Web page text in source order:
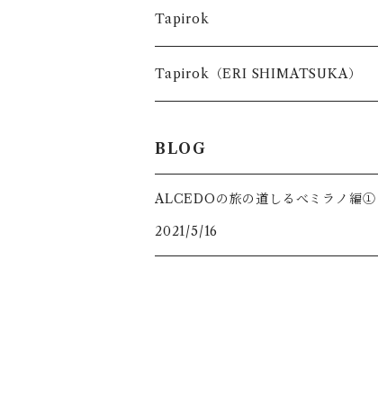
台所で使う道具
お出かけの時に使う道具
Tapirok
Tapirok（ERI SHIMATSUKA）
BLOG
ALCEDOの旅の道しるべミラノ編①
2021/5/16